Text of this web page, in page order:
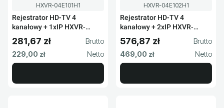
Kod produktu
HXVR-04E101H1
Rejestrator HD-TV 4
kanałowy + 1xIP HXVR-
04E101H1
Cena brutto
281,67 zł
Cena netto
229,00 zł
Kod produktu
HXVR-04E102H1
Rejestrator HD-TV 4
kanałowy + 2xIP HXVR-
04E102H1
Cena brutto
576,87 zł
Cena netto
469,00 zł